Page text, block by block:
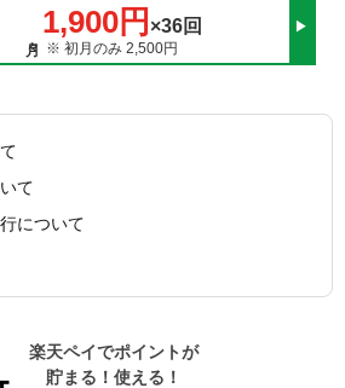
1,900円 ×36回
※ 初月のみ 2,500円
て
について